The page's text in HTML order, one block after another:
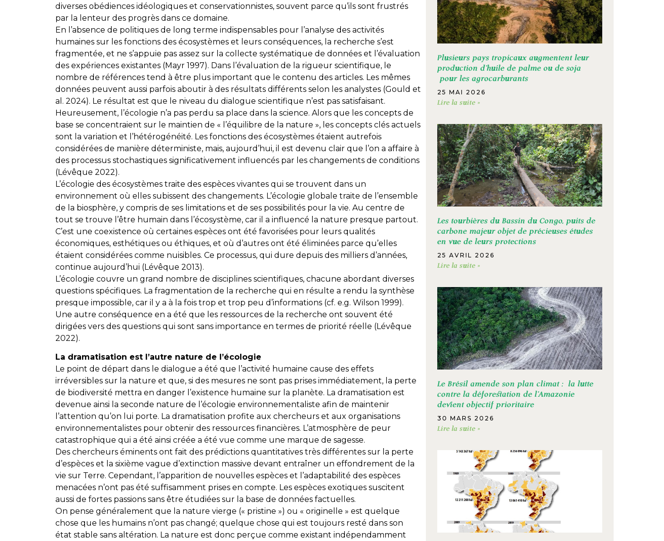
diverses obédiences idéologiques et conservationnistes, souvent parce qu’ils sont frustrés
par la lenteur des progrès dans ce domaine.
En l’absence de politiques de long terme indispensables pour l’analyse des activités
humaines sur les fonctions des écosystèmes et leurs conséquences, la recherche s’est
fragmentée, et ne s’appuie pas assez sur la collecte systématique de données et l’évaluation
des expériences existantes (Mayr 1997). Dans l’évaluation de la rigueur scientifique, le
nombre de références tend à être plus important que le contenu des articles. Les mêmes
données peuvent aussi parfois aboutir à des résultats différents selon les analystes (Gould et
al. 2024). Le résultat est que le niveau du dialogue scientifique n’est pas satisfaisant.
Heureusement, l’écologie n’a pas perdu sa place dans la science. Alors que les concepts de
base se concentraient sur le maintien de « l’équilibre de la nature », les concepts clés actuels
sont la variation et l’hétérogénéité. Les fonctions des écosystèmes étaient autrefois
considérées de manière déterministe, mais, aujourd’hui, il est devenu clair que l’on a affaire à
des processus stochastiques significativement influencés par les changements de conditions
(Lévêque 2022).
L’écologie des écosystèmes traite des espèces vivantes qui se trouvent dans un
environnement où elles subissent des changements. L’écologie globale traite de l’ensemble
de la biosphère, y compris de ses limitations et de ses possibilités pour la vie. Au centre de
tout se trouve l’être humain dans l’écosystème, car il a influencé la nature presque partout.
C’est une coexistence où certaines espèces ont été favorisées pour leurs qualités
économiques, esthétiques ou éthiques, et où d’autres ont été éliminées parce qu’elles
étaient considérées comme nuisibles. Ce processus, qui dure depuis des milliers d’années,
continue aujourd’hui (Lévêque 2013).
L’écologie couvre un grand nombre de disciplines scientifiques, chacune abordant diverses
questions spécifiques. La fragmentation de la recherche qui en résulte a rendu la synthèse
presque impossible, car il y a à la fois trop et trop peu d’informations (cf. e.g. Wilson 1999).
Une autre conséquence en a été que les ressources de la recherche ont souvent été
dirigées vers des questions qui sont sans importance en termes de priorité réelle (Lévêque
2022).
La dramatisation est l’autre nature de l’écologie
Le point de départ dans le dialogue a été que l’activité humaine cause des effets
irréversibles sur la nature et que, si des mesures ne sont pas prises immédiatement, la perte
de biodiversité mettra en danger l’existence humaine sur la planète. La dramatisation est
devenue ainsi la seconde nature de l’écologie environnementaliste afin de maintenir
l’attention qu’on lui porte. La dramatisation profite aux chercheurs et aux organisations
environnementalistes pour obtenir des ressources financières. L’atmosphère de peur
catastrophique qui a été ainsi créée a été vue comme une marque de sagesse.
Des chercheurs éminents ont fait des prédictions quantitatives très différentes sur la perte
d’espèces et la sixième vague d’extinction massive devant entraîner un effondrement de la
vie sur Terre. Cependant, l’apparition de nouvelles espèces et l’adaptabilité des espèces
menacées n’ont pas été suffisamment prises en compte. Les espèces exotiques suscitent
aussi de fortes passions sans être étudiées sur la base de données factuelles.
On pense généralement que la nature vierge (« pristine ») ou « originelle » est quelque
chose que les humains n’ont pas changé; quelque chose qui est toujours resté dans son
état stable sans altération. La nature est donc perçue comme existant indépendamment
Plusieurs pays tropicaux augmentent leur
production d’huile de palme ou de soja
pour les agrocarburants
25 MAI 2026
Lire la suite »
Les tourbières du Bassin du Congo, puits de
carbone majeur objet de précieuses études
en vue de leurs protections
25 AVRIL 2026
Lire la suite »
Le Brésil amende son plan climat : la lutte
contre la déforestation de l’Amazonie
devient objectif prioritaire
30 MARS 2026
Lire la suite »